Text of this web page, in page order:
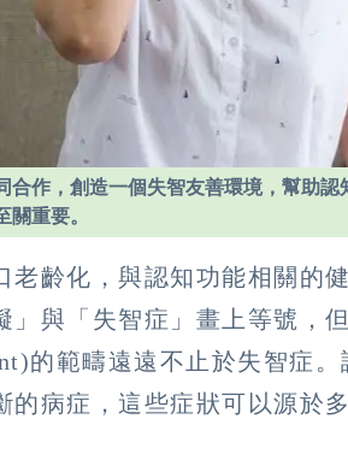
合作，創造一個失智友善環境，幫助
重要。
老齡化，與認知功能相關的
」與「失智症」畫上等號，
的範疇遠遠不止於失智症。
的病症，這些症狀可以源於